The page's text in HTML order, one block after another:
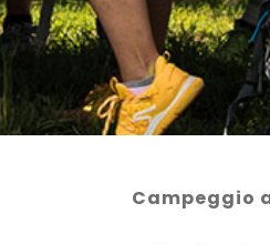
Campeggio